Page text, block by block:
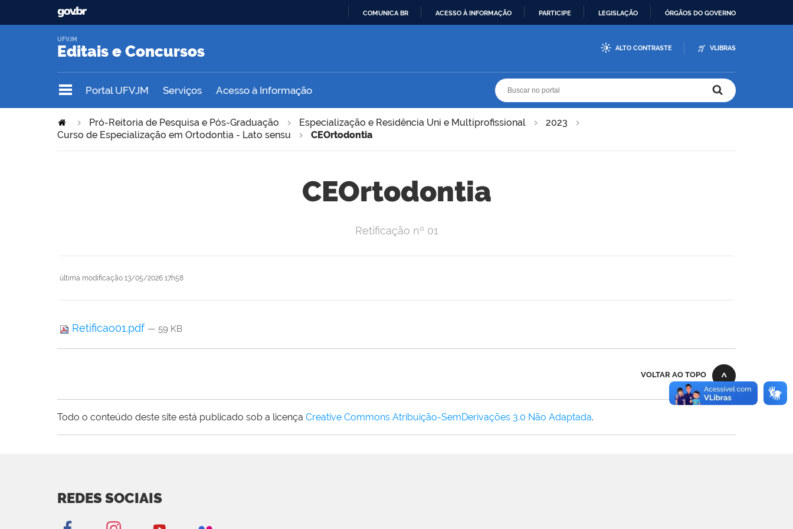
COMUNICA BR ACESSO À INFORMAÇÃO PARTICIPE LEGISLAÇÃO ÓRGÃOS DO GOVERNO
Editais e Concursos
UFVJM
ALTO CONTRASTE VLIBRAS
Portal UFVJM Serviços Acesso à Informação
Pró-Reitoria de Pesquisa e Pós-Graduação Especialização e Residência Uni e Multiprofissional
2023
Curso de Especialização em Ortodontia - Lato sensu
CEOrtodontia
CEOrtodontia
última modificação 13/05/2026 17h58
Retificação nº 01
Retificao01.pdf — 59 KB
VOLTAR AO TOPO
Todo o conteúdo deste site está publicado sob a licença Creative Commons Atribuição-SemDerivações 3.0 Não Adaptada.
REDES SOCIAIS